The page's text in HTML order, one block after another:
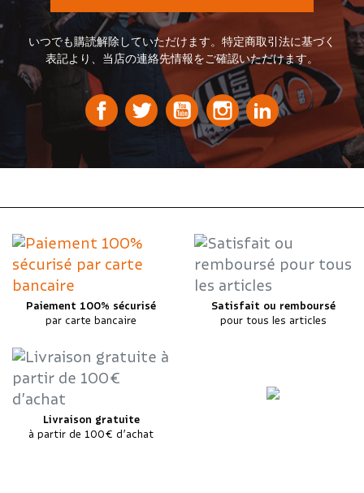
いつでも購読解除していただけます。特定商取引法に基づく
表記より、当店の連絡先情報をご確認いただけます。
Paiement 100% sécurisé
par carte bancaire
Satisfait ou remboursé
pour tous les articles
Livraison gratuite
à partir de 100€ d’achat